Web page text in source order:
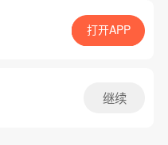
App免费看
腾漫App免费看打开APP
继续